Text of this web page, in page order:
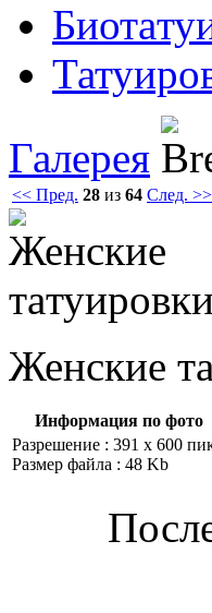
Галерея
<< Пред. 28 из 64 След. >>
Женские
Информация по фото
Разрешение : 391 x 600
Размер файла : 48 Kb